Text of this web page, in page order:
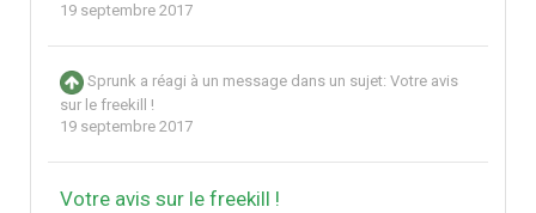
19 septembre 2017
Sprunk a réagi à un message dans un sujet: Votre avis
sur le freekill !
19 septembre 2017
Votre avis sur le freekill !